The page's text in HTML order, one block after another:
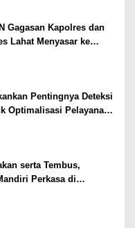
Gagasan Kapolres dan
Lahat Menyasar ke
Pentingnya Deteksi
Optimalisasi Pelayanan
serta Tembus,
Perkasa di